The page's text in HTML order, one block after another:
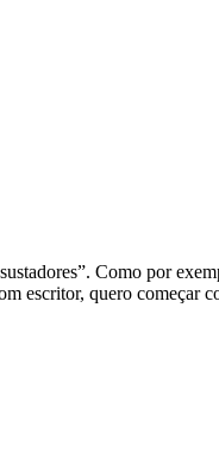
Como por
escritor, quero começar